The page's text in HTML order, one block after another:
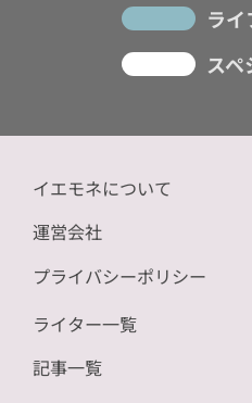
ラ
スペ
イエモネについて
運営会社
プライバシーポリシー
ライター一覧
記事一覧